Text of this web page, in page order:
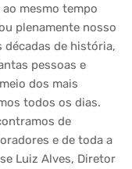
mesmo tempo
plenamente nosso
décadas de história,
pessoas e
dos mais
todos os dias.
de
e de toda a
Luiz Alves, Diretor